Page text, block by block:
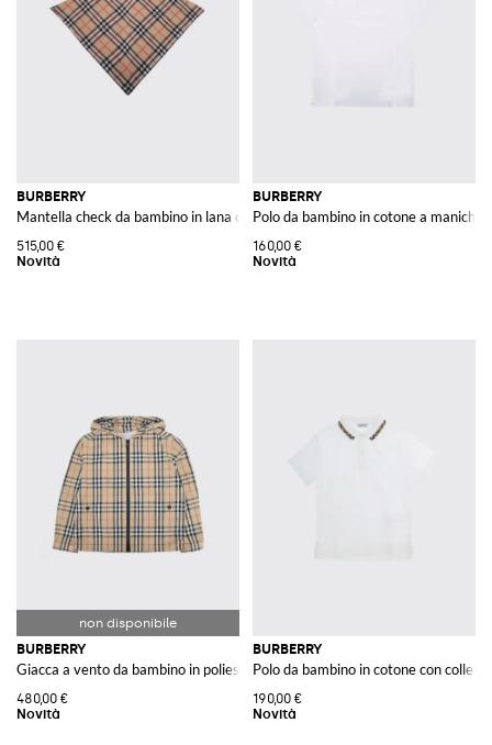
BURBERRY
Mantella check da bambino in lana con cappuccio e zip
515,00 €
BURBERRY
Polo da bambino in cotone a maniche
160,00 €
BURBERRY
Giacca a vento da bambino in poliestere con cappuccio e motivo check
480,00 €
BURBERRY
Polo da bambino in cotone con
190,00 €